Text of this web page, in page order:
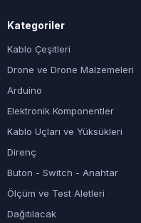
Kategoriler
Kablo Çeşitleri
Drone ve Drone Malzemeleri
Arduino
Elektronik Komponentler
Kablo Uçları ve Yüksükleri
Direnç
Buton - Switch - Anahtar
Ölçüm ve Test Aletleri
Dağıtılacak